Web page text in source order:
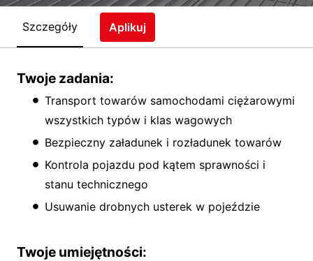
Szczegóły Aplikuj
Twoje zadania:
Transport towarów samochodami ciężarowymi
wszystkich typów i klas wagowych
Bezpieczny załadunek i rozładunek towarów
Kontrola pojazdu pod kątem sprawności i
stanu technicznego
Usuwanie drobnych usterek w pojeździe
Twoje umiejętności: